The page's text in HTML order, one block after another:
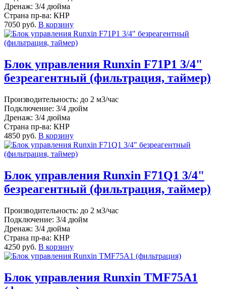
Дренаж: 3/4 дюйма
Страна пр-ва: КНР
7050 руб. В корзину
Блок управления Runxin F71P1 3/4"
безреагентный (фильтрация, таймер)
Производительность: до 2 м3/час
Подключение: 3/4 дюйм
Дренаж: 3/4 дюйма
Страна пр-ва: КНР
4850 руб. В корзину
Блок управления Runxin F71Q1 3/4"
безреагентный (фильтрация, таймер)
Производительность: до 2 м3/час
Подключение: 3/4 дюйм
Дренаж: 3/4 дюйма
Страна пр-ва: КНР
4250 руб. В корзину
Блок управления Runxin TMF75A1